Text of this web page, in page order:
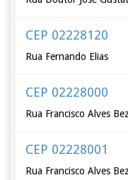
CEP 02228120
Rua Fernando Elias
CEP 02228000
Rua Francisco Alves
CEP 02228001
Rua Francisco Alves